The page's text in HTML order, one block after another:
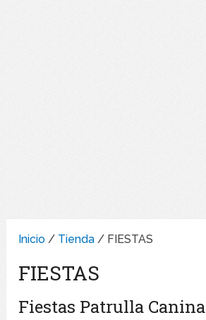
Inicio / Tienda / FIESTAS
FIESTAS
Fiestas Patrulla Canina